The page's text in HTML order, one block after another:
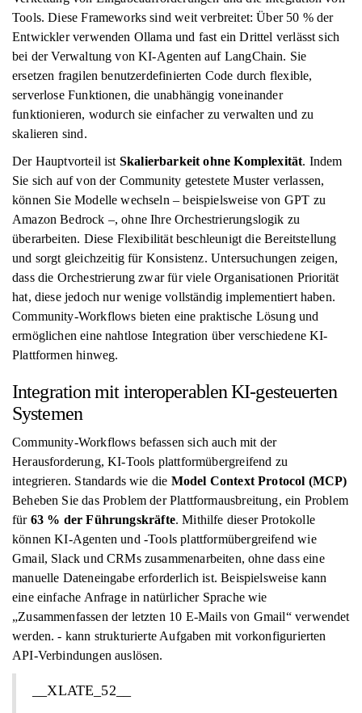
Tools. Diese Frameworks sind weit verbreitet: Über 50 % der
Entwickler verwenden Ollama und fast ein Drittel verlässt sich
bei der Verwaltung von KI-Agenten auf LangChain. Sie
ersetzen fragilen benutzerdefinierten Code durch flexible,
serverlose Funktionen, die unabhängig voneinander
funktionieren, wodurch sie einfacher zu verwalten und zu
skalieren sind.
Der Hauptvorteil ist Skalierbarkeit ohne Komplexität. Indem
Sie sich auf von der Community getestete Muster verlassen,
können Sie Modelle wechseln – beispielsweise von GPT zu
Amazon Bedrock –, ohne Ihre Orchestrierungslogik zu
überarbeiten. Diese Flexibilität beschleunigt die Bereitstellung
und sorgt gleichzeitig für Konsistenz. Untersuchungen zeigen,
dass die Orchestrierung zwar für viele Organisationen Priorität
hat, diese jedoch nur wenige vollständig implementiert haben.
Community-Workflows bieten eine praktische Lösung und
ermöglichen eine nahtlose Integration über verschiedene KI-
Plattformen hinweg.
Integration mit interoperablen KI-gesteuerten
Systemen
Community-Workflows befassen sich auch mit der
Herausforderung, KI-Tools plattformübergreifend zu
integrieren. Standards wie die Model Context Protocol (MCP)
Beheben Sie das Problem der Plattformausbreitung, ein Problem
für 63 % der Führungskräfte. Mithilfe dieser Protokolle
können KI-Agenten und -Tools plattformübergreifend wie
Gmail, Slack und CRMs zusammenarbeiten, ohne dass eine
manuelle Dateneingabe erforderlich ist. Beispielsweise kann
eine einfache Anfrage in natürlicher Sprache wie
„Zusammenfassen der letzten 10 E-Mails von Gmail“ verwendet
werden. - kann strukturierte Aufgaben mit vorkonfigurierten
API-Verbindungen auslösen.
__XLATE_52__